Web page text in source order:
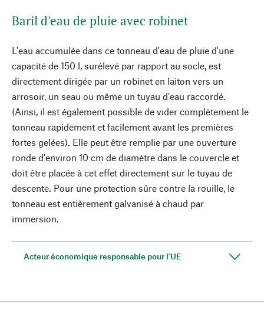
Baril d'eau de pluie avec robinet
L'eau accumulée dans ce tonneau d'eau de pluie d'une
capacité de 150 l, surélevé par rapport au socle, est
directement dirigée par un robinet en laiton vers un
arrosoir, un seau ou même un tuyau d'eau raccordé.
(Ainsi, il est également possible de vider complètement le
tonneau rapidement et facilement avant les premières
fortes gelées). Elle peut être remplie par une ouverture
ronde d'environ 10 cm de diamètre dans le couvercle et
doit être placée à cet effet directement sur le tuyau de
descente. Pour une protection sûre contre la rouille, le
tonneau est entièrement galvanisé à chaud par
immersion.
Acteur économique responsable pour l'UE